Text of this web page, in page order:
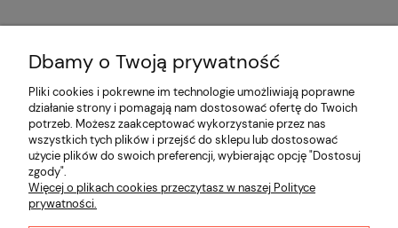
Opinie o produkcie (0)
Informacje
Płatności i dostawa
Dbamy o Twoją prywatność
Pliki cookies i pokrewne im technologie umożliwiają poprawne
działanie strony i pomagają nam dostosować ofertę do Twoich
potrzeb. Możesz zaakceptować wykorzystanie przez nas
wszystkich tych plików i przejść do sklepu lub dostosować
użycie plików do swoich preferencji, wybierając opcję "Dostosuj
zgody".
Więcej o plikach cookies przeczytasz w naszej Polityce
prywatności.